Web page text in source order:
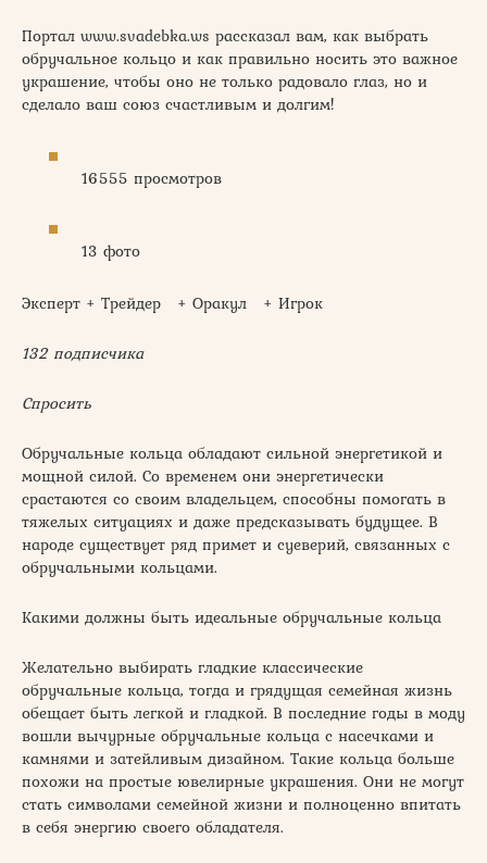
Портал www.svadebka.ws рассказал вам, как выбрать
обручальное кольцо и как правильно носить это важное
украшение, чтобы оно не только радовало глаз, но и
сделало ваш союз счастливым и долгим!
16555 просмотров
13 фото
Эксперт + Трейдер + Оракул + Игрок
132 подписчика
Спросить
Обручальные кольца обладают сильной энергетикой и
мощной силой. Со временем они энергетически
срастаются со своим владельцем, способны помогать в
тяжелых ситуациях и даже предсказывать будущее. В
народе существует ряд примет и суеверий, связанных с
обручальными кольцами.
Какими должны быть идеальные обручальные кольца
Желательно выбирать гладкие классические
обручальные кольца, тогда и грядущая семейная жизнь
обещает быть легкой и гладкой. В последние годы в моду
вошли вычурные обручальные кольца с насечками и
камнями и затейливым дизайном. Такие кольца больше
похожи на простые ювелирные украшения. Они не могут
стать символами семейной жизни и полноценно впитать
в себя энергию своего обладателя.